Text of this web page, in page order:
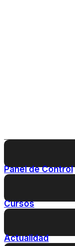
Panel de Control
Cursos
Actualidad